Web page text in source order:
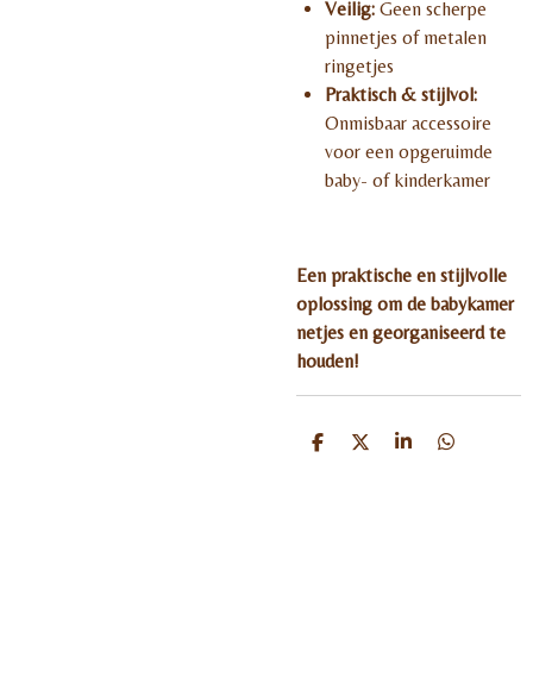
Veilig: Geen scherpe
pinnetjes of metalen
ringetjes
Praktisch & stijlvol:
Onmisbaar accessoire
voor een opgeruimde
baby- of kinderkamer
Een praktische en stijlvolle
oplossing om de babykamer
netjes en georganiseerd te
houden!
D
D
S
D